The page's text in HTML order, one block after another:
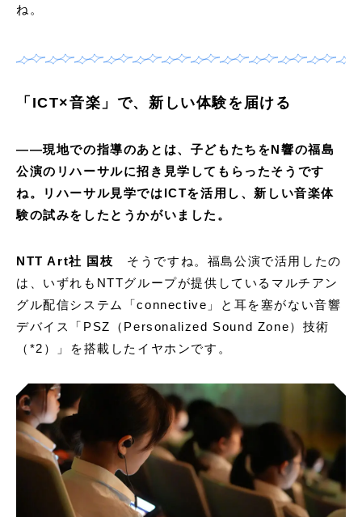
ね。
「ICT×音楽」で、新しい体験を届ける
——現地での指導のあとは、子どもたちをN響の福島
公演のリハーサルに招き見学してもらったそうです
ね。リハーサル見学ではICTを活用し、新しい音楽体
験の試みをしたとうかがいました。
NTT Art社 国枝
そうですね。福島公演で活用したの
は、いずれもNTTグループが提供しているマルチアン
グル配信システム「connective」と耳を塞がない音響
デバイス「PSZ（Personalized Sound Zone）技術
（*2）」を搭載したイヤホンです。